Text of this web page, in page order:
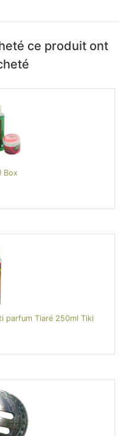
ce produit ont
Box
parfum Tiaré 250ml Tiki